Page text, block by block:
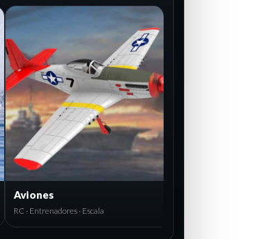
AIRE
Aviones
RC · Entrenadores · Escala